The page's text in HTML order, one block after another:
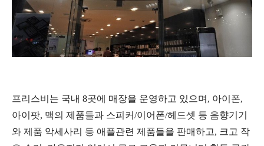
프리스비는 국내 8곳에 매장을 운영하고 있으며, 아이폰,
아이팟, 맥의 제품들과 스피커/이어폰/헤드셋 등 음향기기
와 제품 악세사리 등 애플관련 제품들을 판매하고, 크고 작